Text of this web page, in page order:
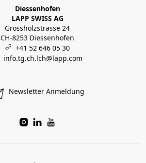
Diessenhofen
LAPP SWISS AG
Grossholzstrasse 24
CH-8253 Diessenhofen
+41 52 646 05 30
info.tg.ch.lch@lapp.com
Newsletter Anmeldung